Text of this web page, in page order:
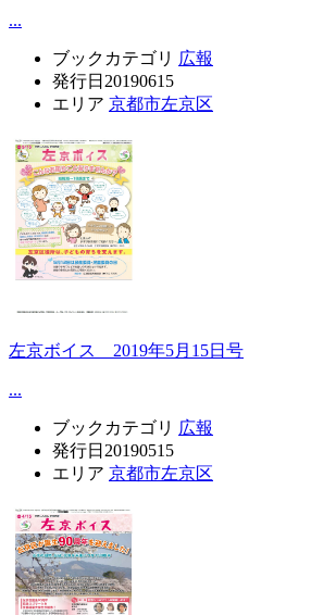
...
ブックカテゴリ 広報
発行日 20190615
エリア 京都市左京区
左京ボイス 2019年5月15日号
...
ブックカテゴリ 広報
発行日 20190515
エリア 京都市左京区